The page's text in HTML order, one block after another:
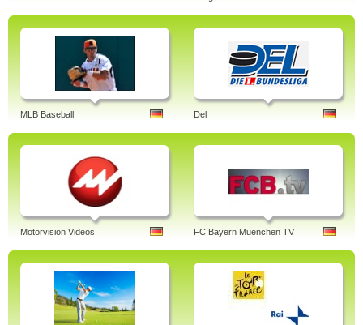
MLB Baseball Del
Motorvision Videos FC Bayern Muenchen TV